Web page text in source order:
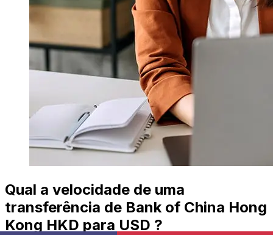
Qual a velocidade de uma
transferência de Bank of China Hong
Kong HKD para USD ?